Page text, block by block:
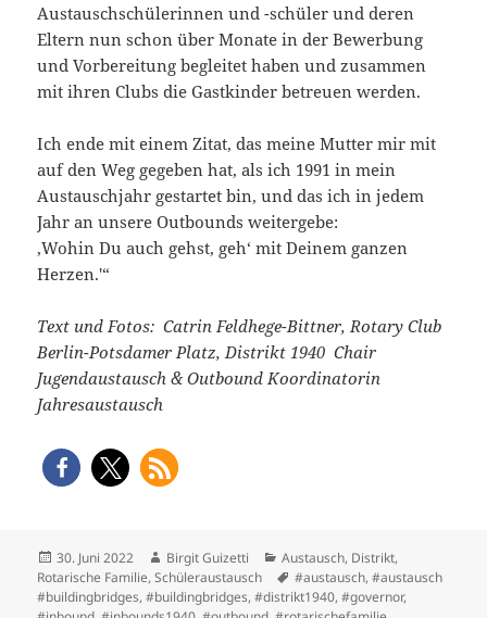
Austauschschülerinnen und -schüler und deren
Eltern nun schon über Monate in der Bewerbung
und Vorbereitung begleitet haben und zusammen
mit ihren Clubs die Gastkinder betreuen werden.
Ich ende mit einem Zitat, das meine Mutter mir mit
auf den Weg gegeben hat, als ich 1991 in mein
Austauschjahr gestartet bin, und das ich in jedem
Jahr an unsere Outbounds weitergebe:
‚Wohin Du auch gehst, geh‘ mit Deinem ganzen
Herzen.'“
Text und Fotos: Catrin Feldhege-Bittner,Rotary Club
Berlin-Potsdamer Platz, Distrikt 1940 Chair
Jugendaustausch &Outbound Koordinatorin
Jahresaustausch
Veröffentlicht
am
30. Juni 2022 Autor
Birgit Guizetti Kategorien
Austausch, Distrikt,
Rotarische Familie,Schüleraustausch Schlagwörter
#austausch,#austausch
#buildingbridges,#buildingbridges,#distrikt1940,#governor,